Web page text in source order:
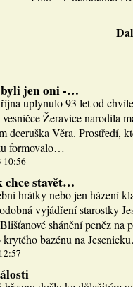
byli jen oni -…
uplynulo 93 let od
vesničce Žeravice narodila
dceruška Věra. Prostředí,
formovalo…
10:56
chce stavět…
hrátky nebo jen házení
vyjádření starostky
shánění peněz na
krytého bazénu na